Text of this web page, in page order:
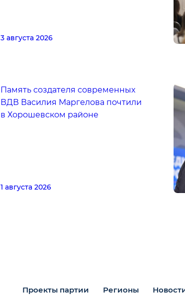
3 августа 2026
Память создателя современных
ВДВ Василия Маргелова почтили
в Хорошевском районе
1 августа 2026
Проекты партии Регионы